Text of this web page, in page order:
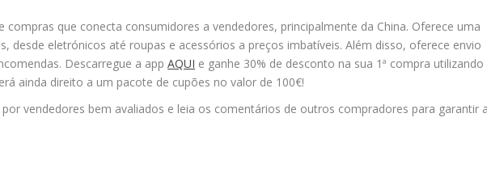
compras que conecta consumidores a vendedores, principalmente da China. Oferece uma
desde eletrónicos até roupas e acessórios a preços imbatíveis. Além disso, oferece envio
Descarregue a appAQUI e ganhe 30% de desconto na sua 1ª compra utilizando
ainda direito a um pacote de cupões no valor de 100€!
por vendedores bem avaliados e leia os comentários de outros compradores para garantir